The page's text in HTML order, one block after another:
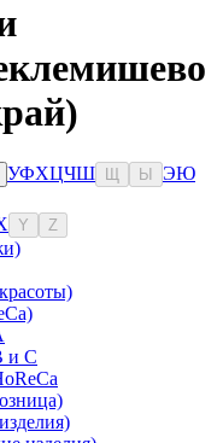
УФХЦЧШ Ы ЭЮ
Y Z
и C